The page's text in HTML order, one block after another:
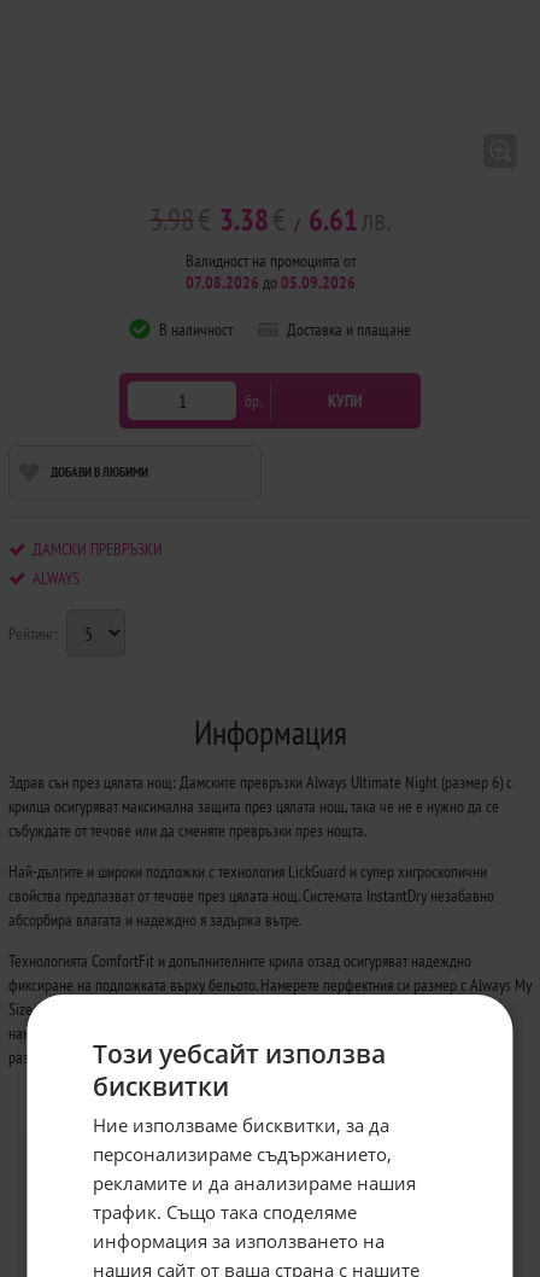
3.98 3.38 / 6.61
Валидност на промоцията от
07.08.2026 до05.09.2026
В наличност Доставка и плащане
бр. КУПИ
ДОБАВИ В ЛЮБИМИ
ДАМСКИ ПРЕВРЪЗКИ
ALWAYS
Рейтинг:
Информация
Здрав сън през цялата нощ: Дамските превръзки Always Ultimate Night (размер 6) с
крилца осигуряват максимална защита през цялата нощ, така че не е нужно да се
събуждате от течове или да сменяте превръзки през нощта.
Най-дългите и широки подложки с технология LickGuard и супер хигроскопични
свойства предпазват от течове през цялата нощ. Системата InstantDry незабавно
абсорбира влагата и надеждно я задържа вътре.
Технологията ComfortFit и допълнителните крила отзад осигуряват надеждно
фиксиране на подложката върху бельото. Намерете перфектния си размер с Always My
Size, персонализирана система за определяне на размера, която ви помага да
намерите най-добрата Always защита за критични дни според вашето проливане и
размер на бельото.Този уебсайт използва
бисквитки
Ние използваме бисквитки, за да
персонализираме съдържанието,
рекламите и да анализираме нашия
трафик. Също така споделяме
информация за използването на
нашия сайт от ваша страна с нашите
Абонирайте се за бюлетина и